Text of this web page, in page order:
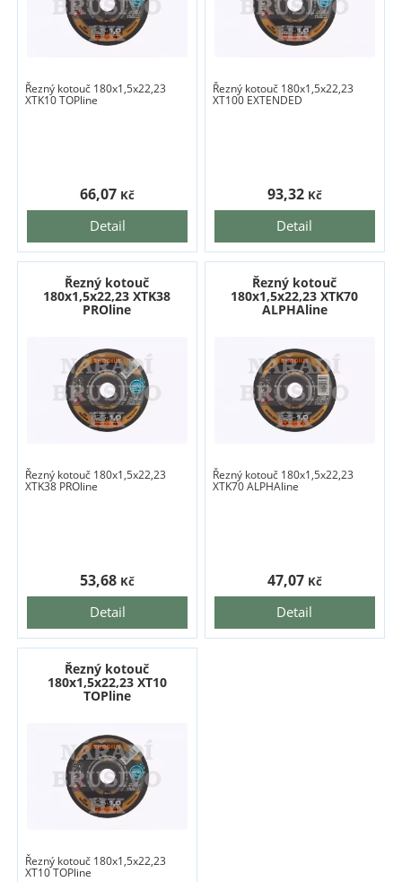
Řezný kotouč 180x1,5x22,23
XTK10 TOPline
Detail
66,07 Kč
Řezný kotouč 180x1,5x22,23
XT100 EXTENDED
Detail
93,32 Kč
Řezný kotouč
180x1,5x22,23 XTK38
PROline
Řezný kotouč 180x1,5x22,23
XTK38 PROline
Detail
53,68 Kč
Řezný kotouč
180x1,5x22,23 XTK70
ALPHAline
Řezný kotouč 180x1,5x22,23
XTK70 ALPHAline
Detail
47,07 Kč
Řezný kotouč
180x1,5x22,23 XT10
TOPline
Řezný kotouč 180x1,5x22,23
XT10 TOPline